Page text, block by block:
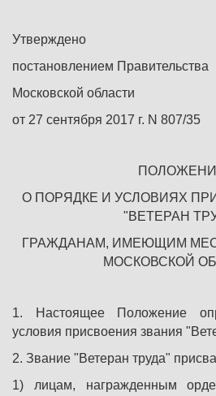
Утверждено
постановлением Правительства
Московской области
от 27 сентября 2017 г. N 807/35
О ПОРЯДКЕ И УСЛОВИЯХ
"ВЕТЕРАН
ГРАЖДАНАМ, ИМЕЮЩИМ
МОСКОВСКОЙ
1. Настоящее Положение
условия присвоения звания
2. Звание "Ветеран труда"
1) лицам, награжденным